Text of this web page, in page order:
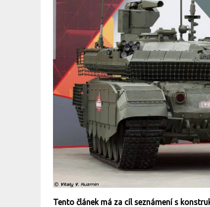
Tento článek má za cíl seznámení s